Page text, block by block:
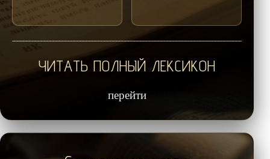
ЧИТАТЬ ПОЛНЫЙ ЛЕКСИКОН
перейти